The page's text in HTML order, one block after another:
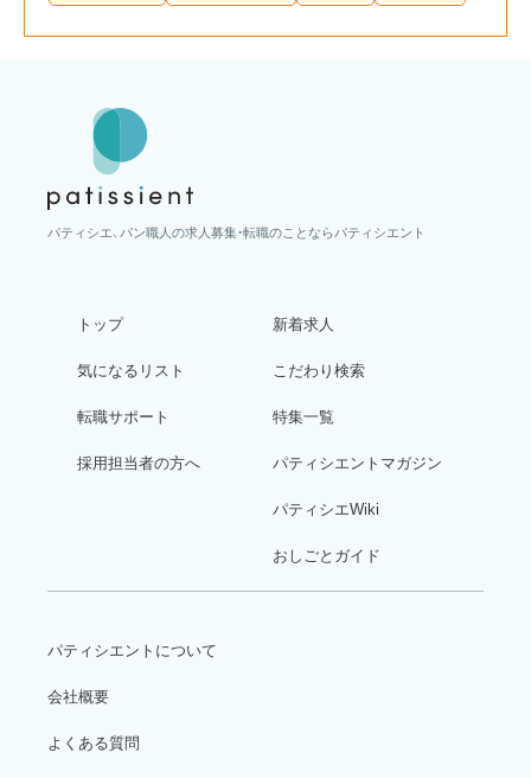
パティシエ、パン職人の求人募集・転職のことならパティシエント
トップ
気になるリスト
転職サポート
採用担当者の方へ
新着求人
こだわり検索
特集一覧
パティシエントマガジン
パティシエWiki
おしごとガイド
パティシエントについて
会社概要
よくある質問